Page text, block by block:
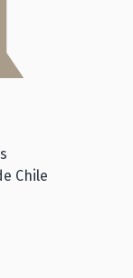
Chile